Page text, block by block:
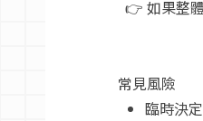
👉 如果整
常見風險
臨時決